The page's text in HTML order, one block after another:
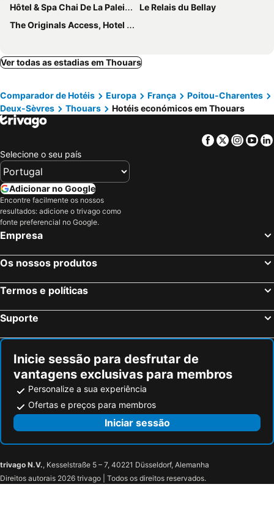
Hôtel & Spa Chai De La Paleine
Le Relais du Bellay
The Originals Access, Hotel Thouars
Ver todas as estadias em Thouars
Comparador de Hotéis Europa França
Poitou-Charentes
Deux-Sèvres
Thouars Hotéis económicos em Thouars
Facebook
Twitter
Selecione o seu país
Adicionar no Google
Encontre facilmente os nossos
resultados: adicione o trivago como
fonte preferencial no Google.
Empresa
Os nossos produtos
Termos e políticas
Suporte
Inicie sessão para desfrutar de
vantagens exclusivas para membros
Personalize a sua experiência
Ofertas e preços para membros
Iniciar sessão
trivago N.V., Kesselstraße 5 – 7, 40221 Düsseldorf, Alemanha
Direitos autorais 2026 trivago | Todos os direitos reservados.